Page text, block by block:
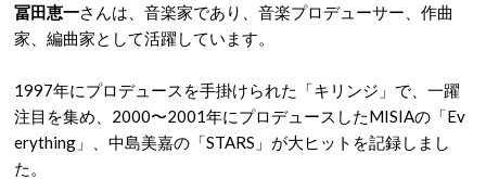
冨田恵一さんは、音楽家であり、音楽プロデューサー、作曲
家、編曲家として活躍しています。
1997年にプロデュースを手掛けられた「キリンジ」で、一躍
注目を集め、2000〜2001年にプロデュースしたMISIAの「Ev
erything」、中島美嘉の「STARS」が大ヒットを記録しまし
た。